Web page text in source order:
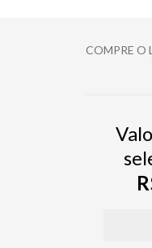
COMPRE O